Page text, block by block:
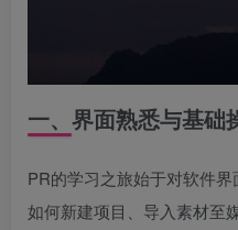
一、界面熟悉与基础
PR的学习之旅始于对软件
如何新建项目、导入素材至